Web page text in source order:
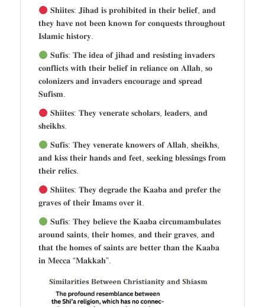
𝐒𝐡𝐢𝐢𝐭𝐞𝐬: 𝐉𝐢𝐡𝐚𝐝 𝐢𝐬 𝐩𝐫𝐨𝐡𝐢𝐛𝐢𝐭𝐞𝐝 𝐢𝐧 𝐭𝐡𝐞𝐢𝐫 𝐛𝐞𝐥𝐢𝐞𝐟, 𝐚𝐧𝐝
𝐭𝐡𝐞𝐲 𝐡𝐚𝐯𝐞 𝐧𝐨𝐭 𝐛𝐞𝐞𝐧 𝐤𝐧𝐨𝐰𝐧 𝐟𝐨𝐫 𝐜𝐨𝐧𝐪𝐮𝐞𝐬𝐭𝐬 𝐭𝐡𝐫𝐨𝐮𝐠𝐡𝐨𝐮𝐭
𝐈𝐬𝐥𝐚𝐦𝐢𝐜 𝐡𝐢𝐬𝐭𝐨𝐫𝐲.
𝐒𝐮𝐟𝐢𝐬: 𝐓𝐡𝐞 𝐢𝐝𝐞𝐚 𝐨𝐟 𝐣𝐢𝐡𝐚𝐝 𝐚𝐧𝐝 𝐫𝐞𝐬𝐢𝐬𝐭𝐢𝐧𝐠 𝐢𝐧𝐯𝐚𝐝𝐞𝐫𝐬
𝐜𝐨𝐧𝐟𝐥𝐢𝐜𝐭𝐬 𝐰𝐢𝐭𝐡 𝐭𝐡𝐞𝐢𝐫 𝐛𝐞𝐥𝐢𝐞𝐟 𝐢𝐧 𝐫𝐞𝐥𝐢𝐚𝐧𝐜𝐞 𝐨𝐧 𝐀𝐥𝐥𝐚𝐡, 𝐬𝐨
𝐜𝐨𝐥𝐨𝐧𝐢𝐳𝐞𝐫𝐬 𝐚𝐧𝐝 𝐢𝐧𝐯𝐚𝐝𝐞𝐫𝐬 𝐞𝐧𝐜𝐨𝐮𝐫𝐚𝐠𝐞 𝐚𝐧𝐝 𝐬𝐩𝐫𝐞𝐚𝐝
𝐒𝐮𝐟𝐢𝐬𝐦.
𝐒𝐡𝐢𝐢𝐭𝐞𝐬: 𝐓𝐡𝐞𝐲 𝐯𝐞𝐧𝐞𝐫𝐚𝐭𝐞 𝐬𝐜𝐡𝐨𝐥𝐚𝐫𝐬, 𝐥𝐞𝐚𝐝𝐞𝐫𝐬, 𝐚𝐧𝐝
𝐬𝐡𝐞𝐢𝐤𝐡𝐬.
𝐒𝐮𝐟𝐢𝐬: 𝐓𝐡𝐞𝐲 𝐯𝐞𝐧𝐞𝐫𝐚𝐭𝐞 𝐤𝐧𝐨𝐰𝐞𝐫𝐬 𝐨𝐟 𝐀𝐥𝐥𝐚𝐡, 𝐬𝐡𝐞𝐢𝐤𝐡𝐬,
𝐚𝐧𝐝 𝐤𝐢𝐬𝐬 𝐭𝐡𝐞𝐢𝐫 𝐡𝐚𝐧𝐝𝐬 𝐚𝐧𝐝 𝐟𝐞𝐞𝐭, 𝐬𝐞𝐞𝐤𝐢𝐧𝐠 𝐛𝐥𝐞𝐬𝐬𝐢𝐧𝐠𝐬 𝐟𝐫𝐨𝐦
𝐭𝐡𝐞𝐢𝐫 𝐫𝐞𝐥𝐢𝐜𝐬.
𝐒𝐡𝐢𝐢𝐭𝐞𝐬: 𝐓𝐡𝐞𝐲 𝐝𝐞𝐠𝐫𝐚𝐝𝐞 𝐭𝐡𝐞 𝐊𝐚𝐚𝐛𝐚 𝐚𝐧𝐝 𝐩𝐫𝐞𝐟𝐞𝐫 𝐭𝐡𝐞
𝐠𝐫𝐚𝐯𝐞𝐬 𝐨𝐟 𝐭𝐡𝐞𝐢𝐫 𝐈𝐦𝐚𝐦𝐬 𝐨𝐯𝐞𝐫 𝐢𝐭.
𝐒𝐮𝐟𝐢𝐬: 𝐓𝐡𝐞𝐲 𝐛𝐞𝐥𝐢𝐞𝐯𝐞 𝐭𝐡𝐞 𝐊𝐚𝐚𝐛𝐚 𝐜𝐢𝐫𝐜𝐮𝐦𝐚𝐦𝐛𝐮𝐥𝐚𝐭𝐞𝐬
𝐚𝐫𝐨𝐮𝐧𝐝 𝐬𝐚𝐢𝐧𝐭𝐬, 𝐭𝐡𝐞𝐢𝐫 𝐡𝐨𝐦𝐞𝐬, 𝐚𝐧𝐝 𝐭𝐡𝐞𝐢𝐫 𝐠𝐫𝐚𝐯𝐞𝐬, 𝐚𝐧𝐝
𝐭𝐡𝐚𝐭 𝐭𝐡𝐞 𝐡𝐨𝐦𝐞𝐬 𝐨𝐟 𝐬𝐚𝐢𝐧𝐭𝐬 𝐚𝐫𝐞 𝐛𝐞𝐭𝐭𝐞𝐫 𝐭𝐡𝐚𝐧 𝐭𝐡𝐞 𝐊𝐚𝐚𝐛𝐚
𝐢𝐧 𝐌𝐞𝐜𝐜𝐚 “𝐌𝐚𝐤𝐤𝐚𝐡”.